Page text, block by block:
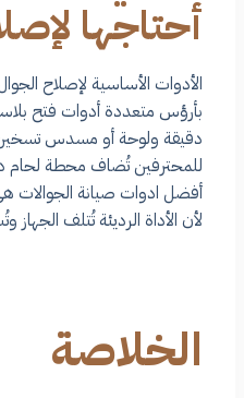
أحتاجها
الأدوات الأساسية لإصلاح
بأرؤس متعددة أدوات فتح
دقيقة ولوحة أو مسدس
للمحترفين تُضاف محطة
أفضل ادوات صيانة الجوالات
لأن الأداة الرديئة تُتلف
الخلاصة